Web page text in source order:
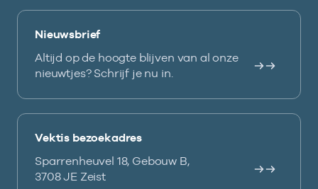
Nieuwsbrief
Altijd op de hoogte blijven van al onze
nieuwtjes? Schrijf je nu in.
Vektis bezoekadres
Sparrenheuvel 18, Gebouw B,
3708 JE Zeist